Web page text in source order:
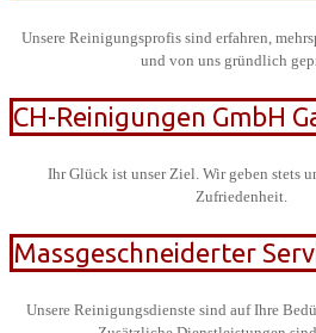
Unsere Reinigungsprofis sind erfahren,
und von uns gründlich
CH-Reinigungen GmbH
Ihr Glück ist unser Ziel. Wir geben stets
Zufriedenheit.
Massgeschneiderter
Unsere Reinigungsdienste sind auf Ihre